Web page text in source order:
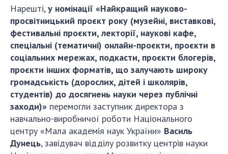
Нормативні акти НАН України
Державний бюджет НАН України
Вибори до складу НАН України
Бланки документів
НОВИНИ
ЗАСІДАННЯ ПРЕЗИДІЇ НАН УКРАЇНИ
НАУКОВІ ВИДАННЯ
МЕДІА ПРО НАС
Нарешті,у номінації «Найкращий науково-
просвітницький проєкт року (музейні, виставкові,
фестивальні проєкти, лекторії, наукові кафе,
спеціальні (тематичні) онлайн-проєкти, проєкти в
соціальних мережах, подкасти, проєкти блогерів,
проєкти інших форматів, що залучають широку
громадськість (дорослих, дітей і школярів,
студентів) до досягнень науки через публічні
заходи)» перемогли заступник директора з
навчально-виробничої роботи Національного
центру «Мала академія наук України» Василь
Дунець, завідувач відділу розвитку центрів науки